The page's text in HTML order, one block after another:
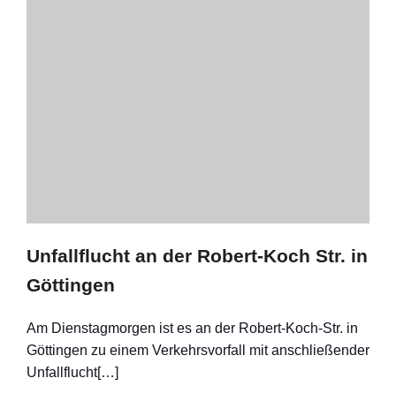
Unfallflucht an der Robert-Koch Str. in
Göttingen
Am Dienstagmorgen ist es an der Robert-Koch-Str. in
Göttingen zu einem Verkehrsvorfall mit anschließender
Unfallflucht[…]